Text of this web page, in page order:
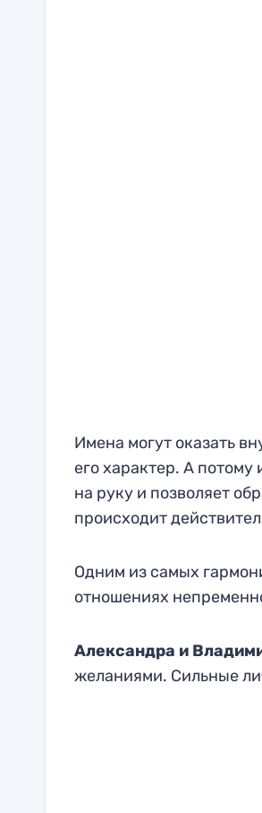
Имена могут оказать
его характер. А
на руку и позволяет
происходит
Одним из самых
отношениях
Александра и
желаниями. Сильные